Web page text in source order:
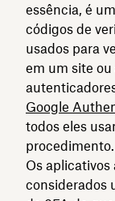
essência, é
códigos de
usados para
em um site
Google
todos eles
procedimento.
Os
considerados